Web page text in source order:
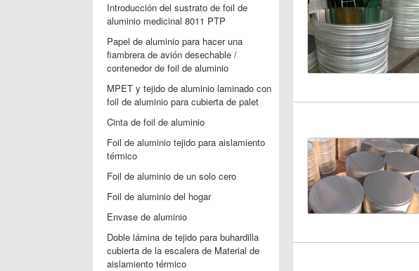
Introducción del sustrato de foil de
aluminio medicinal 8011 PTP
Papel de aluminio para hacer una
fiambrera de avión desechable /
contenedor de foil de aluminio
MPET y tejido de aluminio laminado con
foil de aluminio para cubierta de palet
Cinta de foil de aluminio
Foil de aluminio tejido para aislamiento
térmico
Foil de aluminio de un solo cero
Foil de aluminio del hogar
Envase de aluminio
Doble lámina de tejido para buhardilla
cubierta de la escalera de Material de
aislamiento térmico